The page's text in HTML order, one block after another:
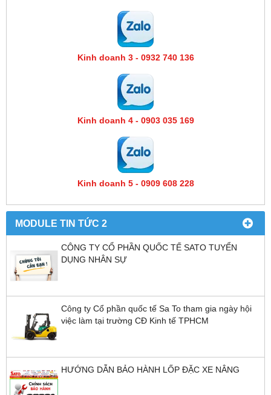
Kinh doanh 3 - 0932 740 136
Kinh doanh 4 - 0903 035 169
Kinh doanh 5 - 0909 608 228
MODULE TIN TỨC 2
CÔNG TY CỔ PHẦN QUỐC TẾ SATO TUYỂN
DỤNG NHÂN SỰ
Công ty Cổ phần quốc tế Sa To tham gia ngày hội
việc làm tại trường CĐ Kinh tế TPHCM
HƯỚNG DẪN BẢO HÀNH LỐP ĐẶC XE NÂNG